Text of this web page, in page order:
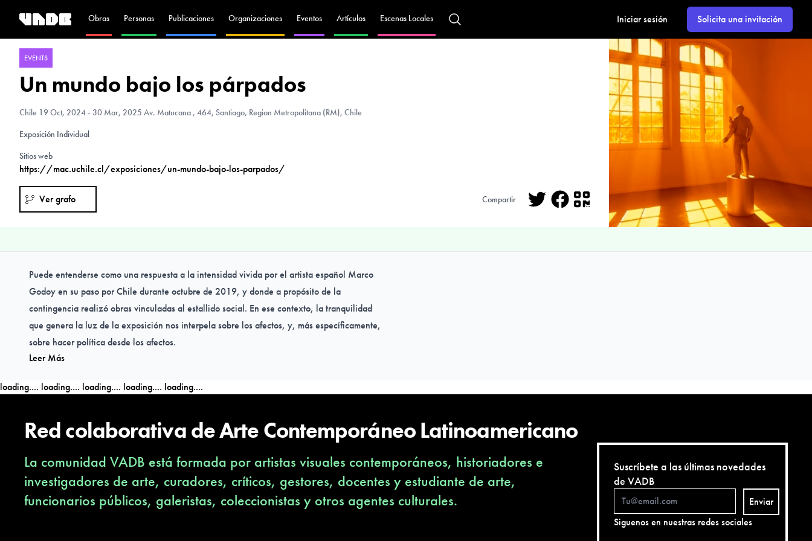
Obras Personas Publicaciones Organizaciones Eventos Artículos Escenas Locales Iniciar sesión Solicita una invitación
EVENTS
Un mundo bajo los párpados
Chile 19 Oct, 2024 - 30 Mar, 2025 Av. Matucana , 464, Santiago, Region Metropolitana (RM), Chile
Exposición Individual
Sitios web
https://mac.uchile.cl/exposiciones/un-mundo-bajo-los-parpados/
Ver grafo Compartir
Facebook
Puede entenderse como una respuesta a la intensidad vivida por el artista español Marco
Godoy en su paso por Chile durante octubre de 2019, y donde a propósito de la
contingencia realizó obras vinculadas al estallido social. En ese contexto, la tranquilidad
que genera la luz de la exposición nos interpela sobre los afectos, y, más específicamente,
sobre hacer política desde los afectos.
Leer Más
loading.... loading.... loading.... loading.... loading....
Red colaborativa de Arte Contemporáneo Latinoamericano
La comunidad VADB está formada por artistas visuales contemporáneos, historiadores e
investigadores de arte, curadores, críticos, gestores, docentes y estudiante de arte,
funcionarios públicos, galeristas, coleccionistas y otros agentes culturales.
Suscríbete a las últimas novedades
de VADB
Enviar
Siguenos en nuestras redes sociales